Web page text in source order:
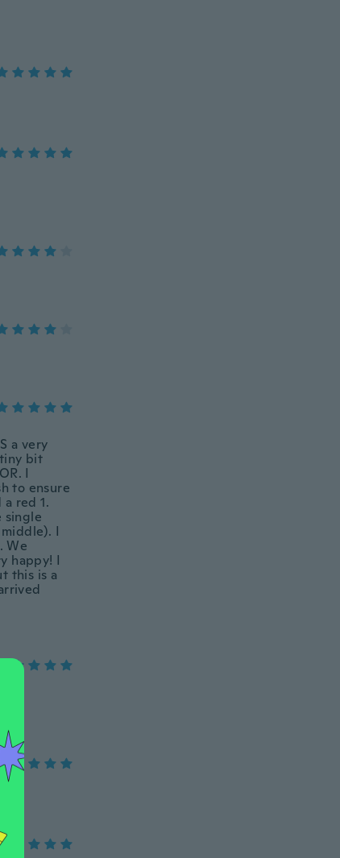
a very
tiny bit
I
to ensure
red 1.
single
I
We
happy! I
this is a